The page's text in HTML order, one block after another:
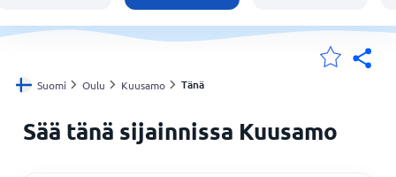
Sijaintini
KotiSuomi Oulu Kuusamo Tänä
Sää tänä sijainnissa Kuusamo